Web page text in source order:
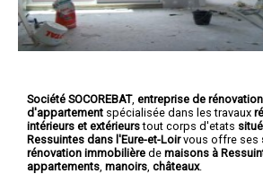
Société SOCOREBAT, entreprise de
d'appartement spécialisée dans les travaux
intérieurs et extérieurstout corps d'etats
Ressuintes dans l'Eure-et-Loirvous offre ses
rénovation immobilière de maisons à
appartements manoirs châteaux.